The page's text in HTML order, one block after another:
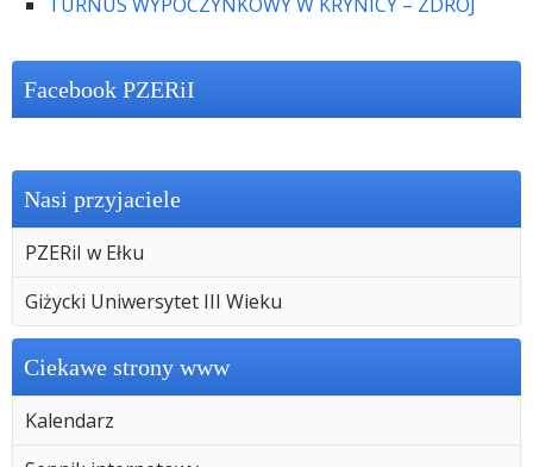
Facebook PZERiI
Nasi przyjaciele
PZERiI w Ełku
Giżycki Uniwersytet III Wieku
Ciekawe strony www
Kalendarz